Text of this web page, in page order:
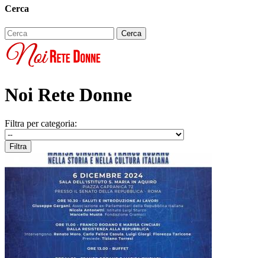
Cerca
Noi Rete Donne
Filtra per categoria: